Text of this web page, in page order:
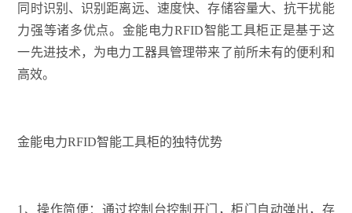
同时识别、识别距离远、速度快、存储容量大、抗干扰能
力强等诸多优点。金能电力RFID智能工具柜正是基于这
一先进技术，为电力工器具管理带来了前所未有的便利和
高效。
金能电力RFID智能工具柜的独特优势
1、操作简便：通过控制台控制开门，柜门自动弹出，存